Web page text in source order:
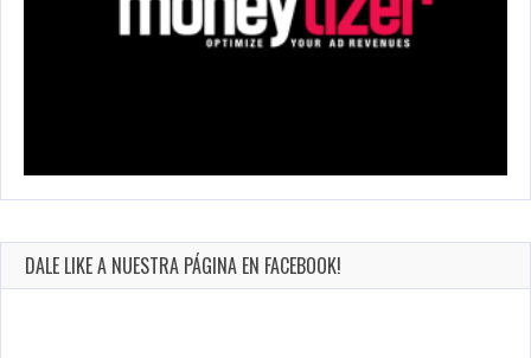
DALE LIKE A NUESTRA PÁGINA EN FACEBOOK!